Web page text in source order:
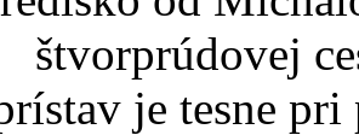
štvorprúdovej
je tesne